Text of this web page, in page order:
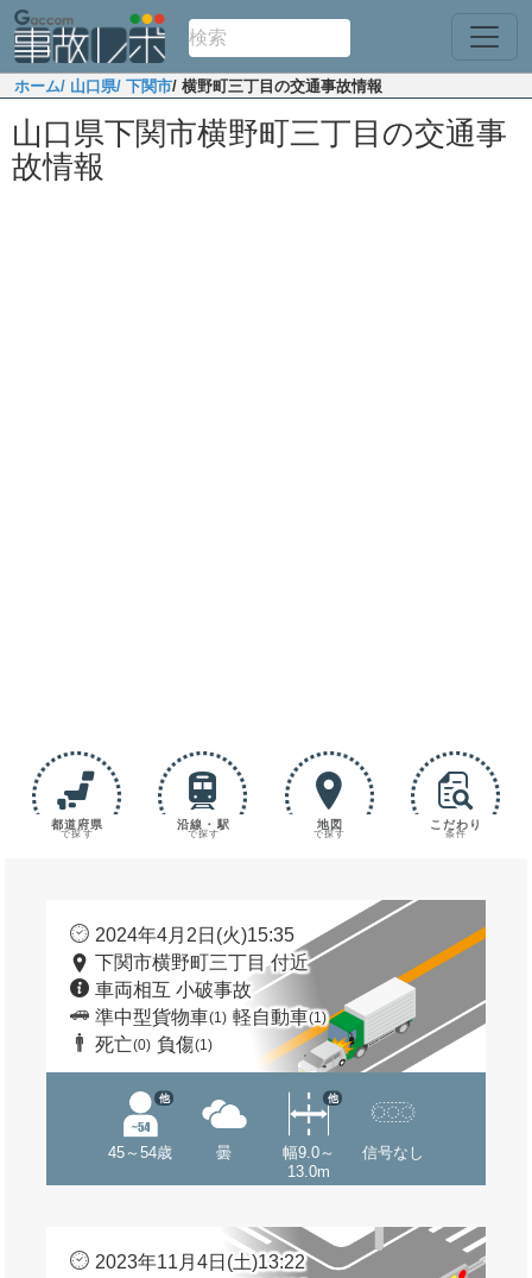
ホーム/ 山口県/ 下関市/ 横野町三丁目の交通事故情報
山口県下関市横野町三丁目の交通事
故情報
都道府県
で探す
沿線・駅
で探す
地図
で探す
こだわり
条件
2024年4月2日(火)15:35
下関市横野町三丁目 付近
車両相互 小破事故
準中型貨物車(1) 軽自動車(1)
死亡(0) 負傷(1)
45～54歳
他
曇
幅9.0～
13.0m
他
信号なし
2023年11月4日(土)13:22